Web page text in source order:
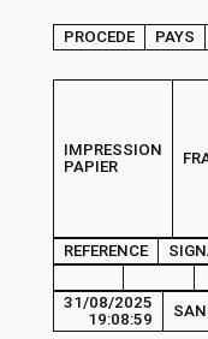
T
O
PROCEDE PAYS
IMPRESSION
PAPIER
REFERENCE
31/08/2025
19:08:59